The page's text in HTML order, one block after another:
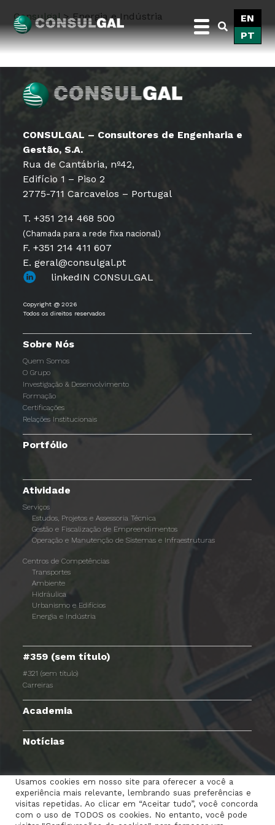
content
EN
PT
Consulgal >Energia e Indústria
CONSULGAL – Consultores de Engenharia e
Gestão, S.A.
Rua de Cantábria, nº42,
Edifício 1 – Piso 2
2775-711 Carcavelos – Portugal
T. +351 214 468 500
(Chamada para a rede fixa nacional)
F. +351 214 411 607
E. geral@consulgal.pt
linkedIN CONSULGAL
Copyright @ 2026
Todos os direitos reservados
Sobre Nós
Quem Somos
O Grupo
Investigação & Desenvolvimento
Formação
Certificações
Relações Institucionais
Portfólio
Atividade
Serviços
Estudos, Projetos e Assessoria Técnica
Gestão e Fiscalização de Empreendimentos
Operação e Manutenção de Sistemas e Infraestruturas
Centros de Competências
Transportes
Ambiente
Hidráulica
Urbanismo e Edifícios
Energia e Indústria
#359 (sem título)
#321 (sem título)
Carreiras
Academia
Notícias
TERMOS E CONDIÇÕES AVISO DE PRIVACIDADE
POLÍTICA DE COOKIES RGPC CANAL DENÚNCIAS
Usamos cookies em nosso site para oferecer a você a
experiência mais relevante, lembrando suas preferências e
visitas repetidas. Ao clicar em “Aceitar tudo”, você concorda
com o uso de TODOS os cookies. No entanto, você pode